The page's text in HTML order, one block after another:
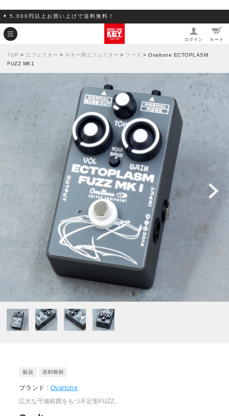
5,000円以上お買い上げで送料無料！
ログイン カート
TOP > エフェクター > ギター用エフェクター > ファズ > Ovaltone ECTOPLASM
FUZZ MK1
ブランド : Ovaltone
広大な守備範囲をもつ不定形FUZZ。